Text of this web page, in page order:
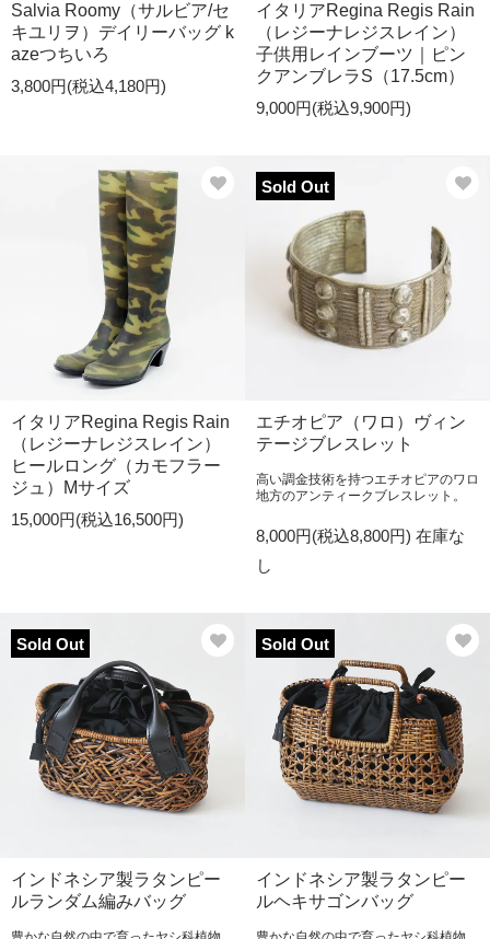
Salvia Roomy（サルビア/セ
キユリヲ）デイリーバッグ k
azeつちいろ
3,800円(税込4,180円)
イタリアRegina Regis Rain
（レジーナレジスレイン）
子供用レインブーツ｜ピン
クアンブレラS（17.5cm）
9,000円(税込9,900円)
イタリアRegina Regis Rain
（レジーナレジスレイン）
ヒールロング（カモフラー
ジュ）Mサイズ
15,000円(税込16,500円)
Sold Out
エチオピア（ワロ）ヴィン
テージブレスレット
高い調金技術を持つエチオピアのワロ
地方のアンティークブレスレット。
8,000円(税込8,800円) 在庫な
し
Sold Out
インドネシア製ラタンピー
ルランダム編みバッグ
Sold Out
インドネシア製ラタンピー
ルヘキサゴンバッグ